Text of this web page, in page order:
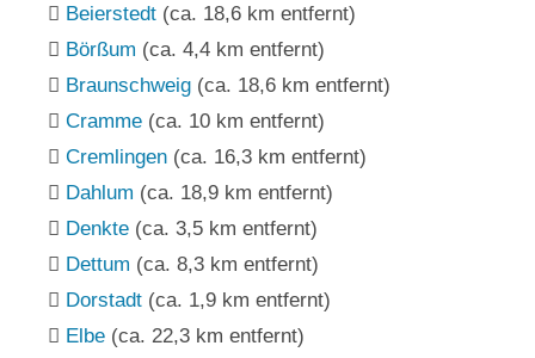
Beierstedt (ca. 18,6 km entfernt)
Börßum (ca. 4,4 km entfernt)
Braunschweig (ca. 18,6 km entfernt)
Cramme (ca. 10 km entfernt)
Cremlingen (ca. 16,3 km entfernt)
Dahlum (ca. 18,9 km entfernt)
Denkte (ca. 3,5 km entfernt)
Dettum (ca. 8,3 km entfernt)
Dorstadt (ca. 1,9 km entfernt)
Elbe (ca. 22,3 km entfernt)